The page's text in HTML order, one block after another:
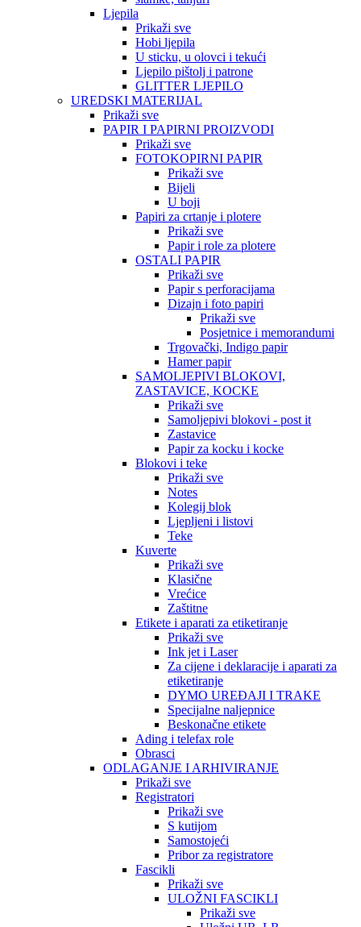
Ljepila
Prikaži sve
Hobi ljepila
U sticku, u olovci i tekući
Ljepilo pištolj i patrone
GLITTER LJEPILO
UREDSKI MATERIJAL
Prikaži sve
PAPIR I PAPIRNI PROIZVODI
Prikaži sve
FOTOKOPIRNI PAPIR
Prikaži sve
Bijeli
U boji
Papiri za crtanje i plotere
Prikaži sve
Papir i role za plotere
OSTALI PAPIR
Prikaži sve
Papir s perforacijama
Dizajn i foto papiri
Prikaži sve
Posjetnice i memorandumi
Trgovački, Indigo papir
Hamer papir
SAMOLJEPIVI BLOKOVI,
ZASTAVICE, KOCKE
Prikaži sve
Samoljepivi blokovi - post it
Zastavice
Papir za kocku i kocke
Blokovi i teke
Prikaži sve
Notes
Kolegij blok
Ljepljeni i listovi
Teke
Kuverte
Prikaži sve
Klasične
Vrećice
Zaštitne
Etikete i aparati za etiketiranje
Prikaži sve
Ink jet i Laser
Za cijene i deklaracije i aparati za
etiketiranje
DYMO UREĐAJI I TRAKE
Specijalne naljepnice
Beskonačne etikete
Ading i telefax role
Obrasci
ODLAGANJE I ARHIVIRANJE
Prikaži sve
Registratori
Prikaži sve
S kutijom
Samostojeći
Pribor za registratore
Fascikli
Prikaži sve
ULOŽNI FASCIKLI
Prikaži sve